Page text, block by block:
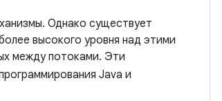
Однако существует
высокого уровня над этими
между потоками. Эти
Java и